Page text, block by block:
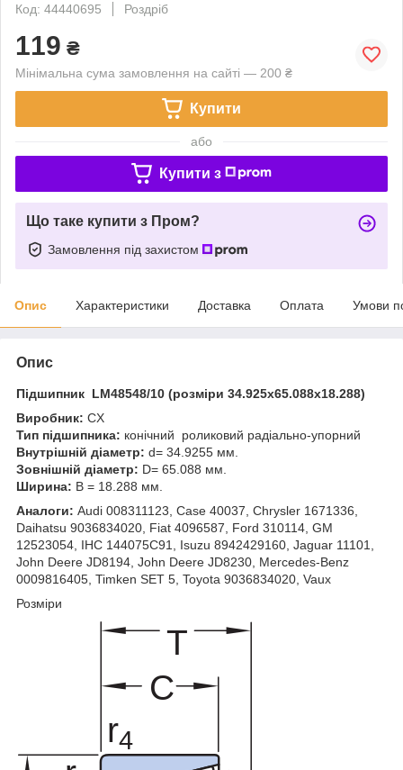
Код: 44440695
Роздріб
119 ₴
Мінімальна сума замовлення на сайті — 200 ₴
Купити
або
Купити з
Що таке купити з Пром?
Замовлення під захистом
Опис Характеристики Доставка Оплата Умови
Опис
Підшипник LM48548/10 (розміри 34.925x65.088x18.288)
Виробник: CX
Тип підшипника: конічний роликовий радіально-упорний
Внутрішній діаметр: d= 34.9255 мм.
Зовнішній діаметр: D= 65.088 мм.
Ширина: B = 18.288 мм.
Аналоги: Audi 008311123, Case 40037, Chrysler 1671336,
Daihatsu 9036834020, Fiat 4096587, Ford 310114, GM
12523054, IHC 144075C91, Isuzu 8942429160, Jaguar 11101,
John Deere JD8194, John Deere JD8230, Mercedes-Benz
0009816405, Timken SET 5, Toyota 9036834020, Vaux
Розміри